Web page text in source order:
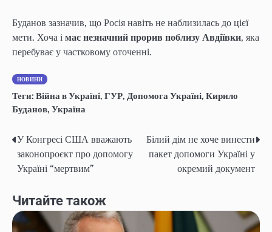
Буданов зазначив, що Росія навіть не наблизилась до цієї
мети. Хоча і має незначний прорив поблизу Авдіївки, яка
перебуває у частковому оточенні.
НОВИНИ
Теги: Війна в Україні, ГУР, Допомога Україні, Кирило
Буданов, Україна
Post
navigation
У Конгресі США вважають
законопроєкт про допомогу
Україні “мертвим”
Білий дім не хоче винести
пакет допомоги Україні у
окремий документ
Читайте також